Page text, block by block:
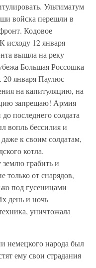
Ультиматум
войска перешли в
Кодовое
исходу 12 января
вышла на реку
Большая Россошка
января Паулюс
на капитуляцию, на
запрещаю! Армия
последнего солдата
вопль бессилия и
к своим солдатам,
котла.
грабить и
только от снарядов,
под гусеницами
день и ночь
уничтожала
немецкого народа был
ему свои страдания